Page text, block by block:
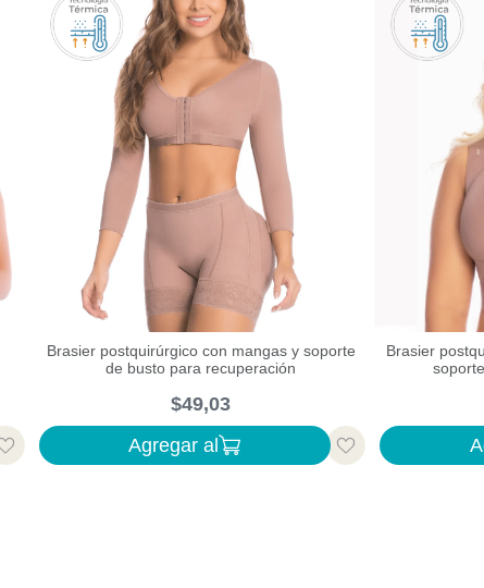
Brasier postquirúrgico con mangas y soporte
de busto para recuperación
$49,03
Agregar al
Brasier